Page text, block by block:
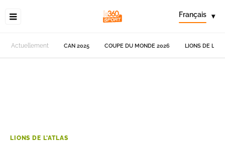
Français ▾
Actuellement CAN 2025 COUPE DU MONDE 2026 LIONS DE
LIONS DE L'ATLAS